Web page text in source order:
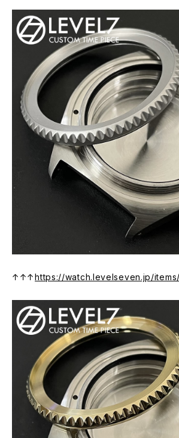
↑↑↑https://watch.levelseven.jp/